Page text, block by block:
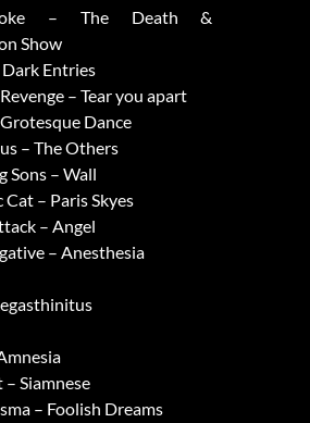
– The Death &
Show
Entries
– Tear you apart
Dance
– The Others
Sons – Wall
Cat – Paris Skyes
– Angel
– Anesthesia
Siamnese
– Foolish Dreams